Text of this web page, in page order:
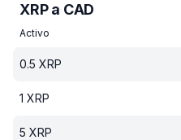
XRP a CAD
Activo
0.5 XRP
1 XRP
5 XRP